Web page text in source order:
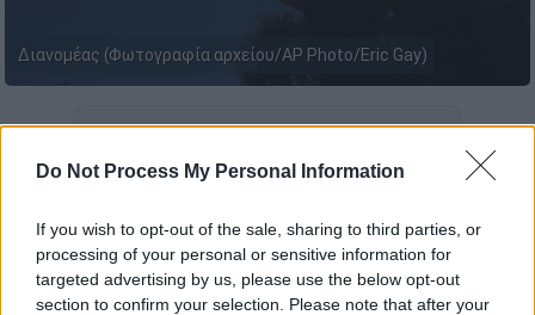
Do Not Process My Personal Information
If you wish to opt-out of the sale, sharing to third parties, or
processing of your personal or sensitive information for
targeted advertising by us, please use the below opt-out
section to confirm your selection. Please note that after your
Διανομέας (Φωτογραφία αρχείου/AP Photo/Eric Gay)
Προσθέστε το ΕΘΝΟΣ στη Google
βράδυ της Δευτέρας (15/12) στηΝίκαια,
όπου ένας διανομέας έπεσε θύμα άγριας
επίθεσης από οδηγό αυτοκινήτου.